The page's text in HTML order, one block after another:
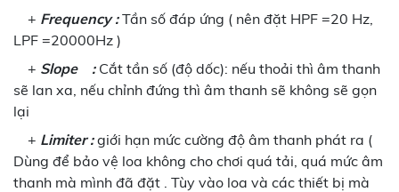
+ Frequency :Tần số đáp ứng ( nên đặt HPF =20 Hz,
LPF =20000Hz )
+ Slope : Cắt tần số (độ dốc): nếu thoải thì âm thanh
sẽ lan xa, nếu chỉnh đứng thì âm thanh sẽ không sẽ gọn
lại
+ Limiter :giới hạn mức cường độ âm thanh phát ra (
Dùng để bảo vệ loa không cho chơi quá tải, quá mức âm
thanh mà mình đã đặt . Tùy vào loa và các thiết bị mà